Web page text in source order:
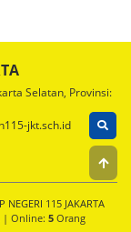
Selatan, Provinsi:
jkt.sch.id
115 JAKARTA
| Online: 5 Orang